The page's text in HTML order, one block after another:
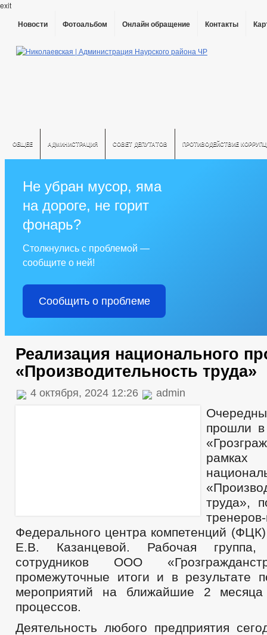
exit
Новости Фотоальбом Онлайн обращение Контакты
ОБЩЕЕ АДМИНИСТРАЦИЯ СОВЕТ ДЕПУТАТОВ ПРОТИВОДЕЙСТВИЕ
Не убран мусор, яма
на дороге, не горит
фонарь?
Столкнулись с проблемой —
сообщите о ней!
Сообщить о проблеме
Реализация национального
«Производительность труда»
4 октября, 2024 12:26 admin
прошли
труда»,
Федерального центра компетенций
Е.В. Казанцевой. Рабочая
сотрудников ООО
промежуточные итоги и в результате
мероприятий на ближайшие 2
процессов.
Деятельность любого предприятия